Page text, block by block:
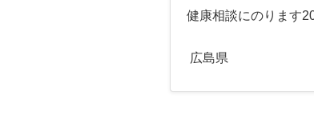
健康相談にのります
広島県